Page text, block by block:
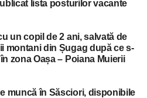
lista posturilor vacante
un copil de 2 ani, salvată de
montani din Șugag după ce s-
zona Oașa – Poiana Muierii
muncă în Săsciori, disponibile